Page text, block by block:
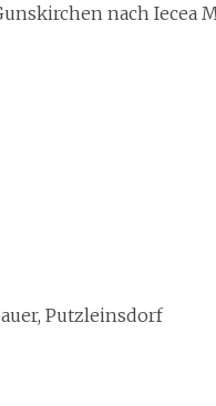
nach Iecea
Putzleinsdorf